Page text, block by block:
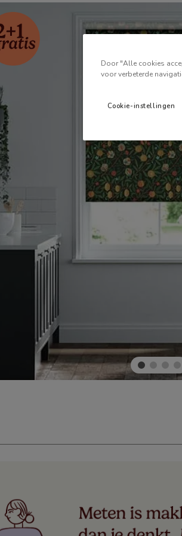
Door "Alle cookies
voor verbeterde
Cookie-instellingen